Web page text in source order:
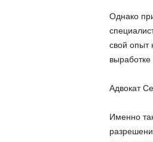
Однако
свой опыт
Адвокат
Именно